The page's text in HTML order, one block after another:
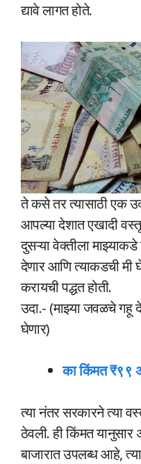
द्यावे लागत होते.
ते कसे तर त्यासाठी एक
आपल्या देशात एखादी
दुसऱ्या वेक्तीला
देणार आणि त्याकडची
करायची पद्धत होती.
उदा.- (माझ्या जवळचे गहू
घेणार)
का किंमत ₹९९
त्या नंतर सरकारने त्या
ठेवली. ही किंमत
बाजारात उपलब्ध आहे,